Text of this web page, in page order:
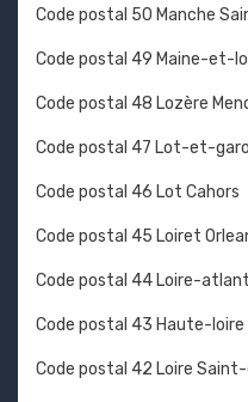
Code postal 50 Manche
Code postal 49 Maine-et-
Code postal 48 Lozère
Code postal 47 Lot-et-
Code postal 46 Lot Cahors
Code postal 45 Loiret
Code postal 44 Loire-
Code postal 43 Haute-
Code postal 42 Loire